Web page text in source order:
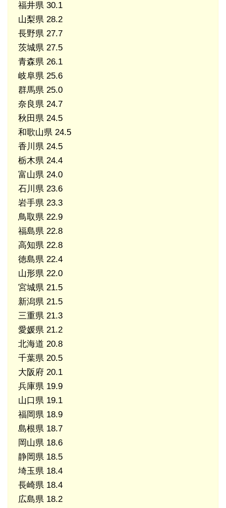
福井県 30.1
山梨県 28.2
長野県 27.7
茨城県 27.5
青森県 26.1
岐阜県 25.6
群馬県 25.0
奈良県 24.7
秋田県 24.5
和歌山県 24.5
香川県 24.5
栃木県 24.4
富山県 24.0
石川県 23.6
岩手県 23.3
鳥取県 22.9
福島県 22.8
高知県 22.8
徳島県 22.4
山形県 22.0
宮城県 21.5
新潟県 21.5
三重県 21.3
愛媛県 21.2
北海道 20.8
千葉県 20.5
大阪府 20.1
兵庫県 19.9
山口県 19.1
福岡県 18.9
島根県 18.7
岡山県 18.6
静岡県 18.5
埼玉県 18.4
長崎県 18.4
広島県 18.2